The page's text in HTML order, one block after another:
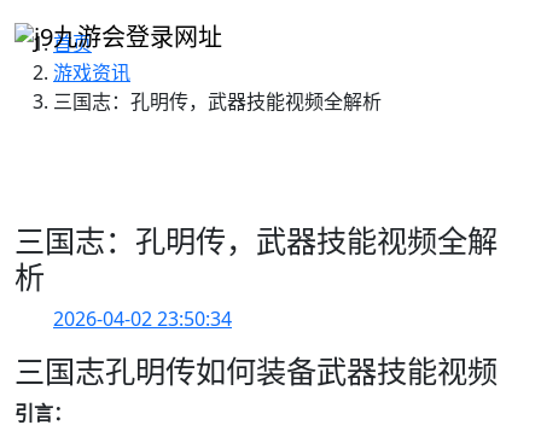
首页
游戏资讯
三国志：孔明传，武器技能视频全解析
三国志：孔明传，武器技能视频全解
析
2026-04-02 23:50:34
三国志孔明传如何装备武器技能视频
引言：